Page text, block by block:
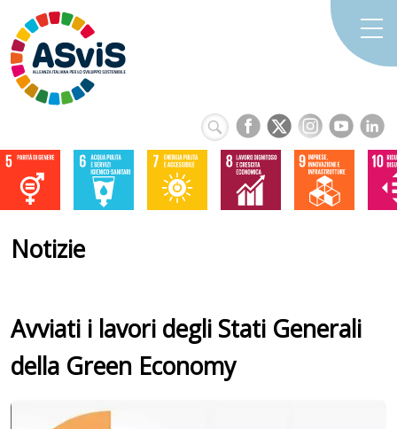
Notizie
Avviati i lavori degli Stati Generali
della Green Economy